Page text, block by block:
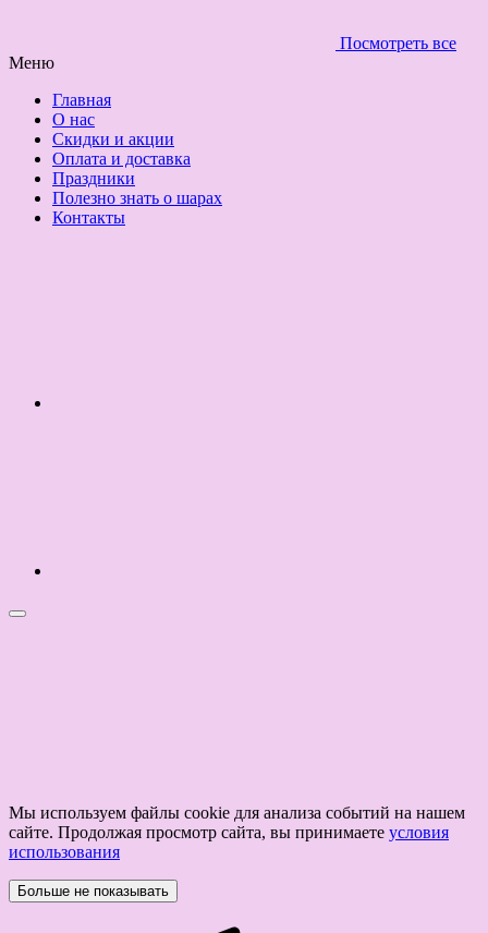
Посмотреть все
Меню
Главная
О нас
Скидки и акции
Оплата и доставка
Праздники
Полезно знать о шарах
Контакты
Мы используем файлы cookie для анализа событий на нашем
сайте. Продолжая просмотр сайта, вы принимаете условия
использования
Больше не показывать